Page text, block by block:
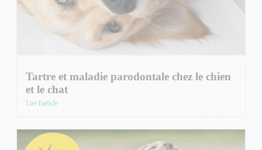
Tartre et maladie parodontale chez le chien
et le chat
Lire l'article